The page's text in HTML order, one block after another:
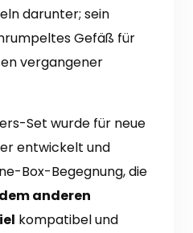
darunter; sein
Gefäß für
vergangener
Set wurde für neue
entwickelt und
Box-Begegnung, die
anderen
kompatibel und